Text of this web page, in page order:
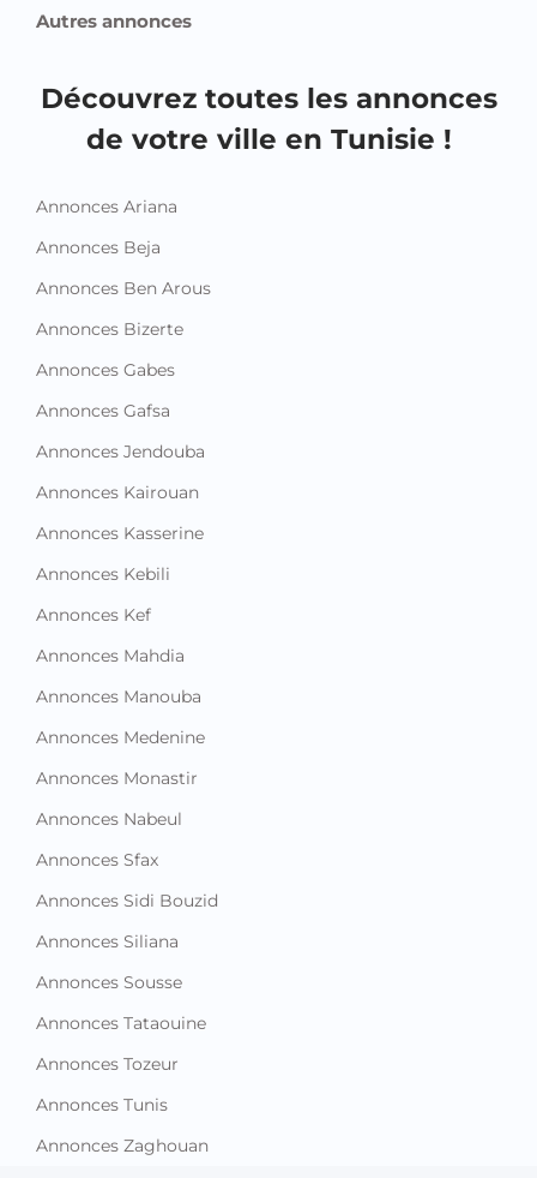
Autres annonces
Découvrez toutes les annonces
de votre ville en Tunisie !
Annonces Ariana
Annonces Beja
Annonces Ben Arous
Annonces Bizerte
Annonces Gabes
Annonces Gafsa
Annonces Jendouba
Annonces Kairouan
Annonces Kasserine
Annonces Kebili
Annonces Kef
Annonces Mahdia
Annonces Manouba
Annonces Medenine
Annonces Monastir
Annonces Nabeul
Annonces Sfax
Annonces Sidi Bouzid
Annonces Siliana
Annonces Sousse
Annonces Tataouine
Annonces Tozeur
Annonces Tunis
Annonces Zaghouan